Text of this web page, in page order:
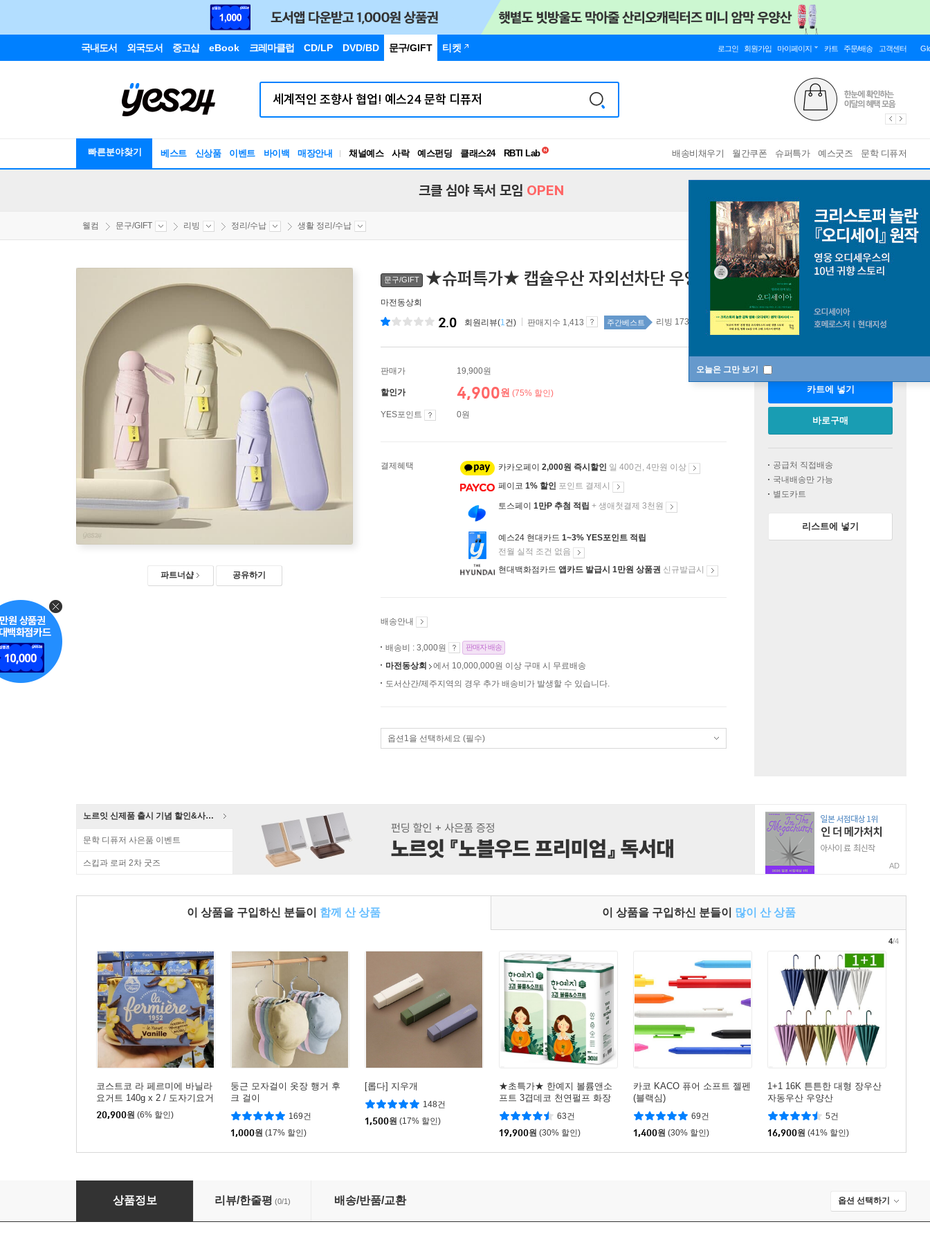
국내도서 외국도서 중고샵 eBook 크레마클럽 CD/LP DVD/BD 문구/GIFT 티켓 로그인 회원가입 마이페이지 카트 주문/배송 고객센터
빠른분야찾기 베스트 신상품 이벤트 바이백 매장안내 채널예스 사락 예스펀딩 클래스24
독서유형검사
배송비채우기 월간쿠폰 슈퍼특가 예스굿즈 문학 디퓨저
오늘은 그만 보기
크클 심야 독서 모임 OPEN
웰컴 문구/GIFT 리빙 정리/수납 생활 정리/수납
파트너샵 공유하기
문구/GIFT ★슈퍼특가★ 캡슐우산 자외선차단 우양산 암막 uv 양산 우산 초경량
마전동상회
2.0 회원리뷰(1건) 판매지수 1,413 주간베스트 리빙 173위
판매가 19,900원
할인가 4,900원 (75% 할인)
YES포인트 0원
결제혜택 카카오페이 2,000원 즉시할인 일 400건, 4만원 이상
페이코 1% 할인 포인트 결제시
토스페이 1만P 추첨 적립 + 생애첫결제 3천원
예스24 현대카드 1~3% YES포인트 적립
전월 실적 조건 없음
현대백화점카드 앱카드 발급시 1만원 상품권 신규발급시
배송안내
배송비 : 3,000원 판매자 배송
마전동상회
에서 10,000,000원 이상 구매 시 무료배송
도서산간/제주지역의 경우 추가 배송비가 발생할 수 있습니다.
옵션1을 선택하세요 (필수)
판매중
카트에 넣기
바로구매
공급처 직접배송
국내배송만 가능
별도카트
리스트에 넣기
노르잇 신제품 출시 기념 할인&사은품 증정!
문학 디퓨저 사은품 이벤트
스킵과 로퍼 2차 굿즈 AD
이 상품을 구입하신 분들이 함께 산 상품 이 상품을 구입하신 분들이 많이 산 상품
코스트코 라 페르미에 바닐라
요거트 140g x 2 / 도자기요거
트
20,900원 (6% 할인)
둥근 모자걸이 옷장 행거 후
크 걸이
169건
1,000원 (17% 할인)
[롭다] 지우개
148건
1,500원 (17% 할인)
★초특가★ 한예지 볼륨앤소
프트 3겹데코 천연펄프 화장
지 30롤 × 2팩
63건
19,900원 (30% 할인)
카코 KACO 퓨어 소프트 젤펜
(블랙심)
69건
1,400원 (30% 할인)
1+1 16K 튼튼한 대형 장우산
자동우산 우양산
5건
16,900원 (41% 할인)
4/4
★슈퍼특가★ 캡슐우산 자외선차단 우양산 암막 uv 양산 우산 초경량
상품정보 리뷰/한줄평 (0/1) 배송/반품/교환 옵션 선택하기